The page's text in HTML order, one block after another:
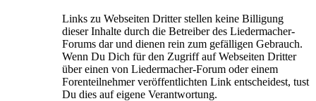
Links zu Webseiten Dritter stellen keine Billigung
dieser Inhalte durch die Betreiber des Liedermacher-
Forums dar und dienen rein zum gefälligen Gebrauch.
Wenn Du Dich für den Zugriff auf Webseiten Dritter
über einen von Liedermacher-Forum oder einem
Forenteilnehmer veröffentlichten Link entscheidest, tust
Du dies auf eigene Verantwortung.